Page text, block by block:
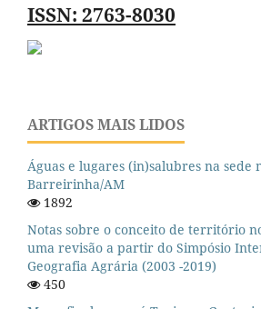
ISSN: 2763-8030
ARTIGOS MAIS LIDOS
Águas e lugares (in)salubres na sede
Barreirinha/AM
1892
Notas sobre o conceito de território
uma revisão a partir do Simpósio
Geografia Agrária (2003 -2019)
450